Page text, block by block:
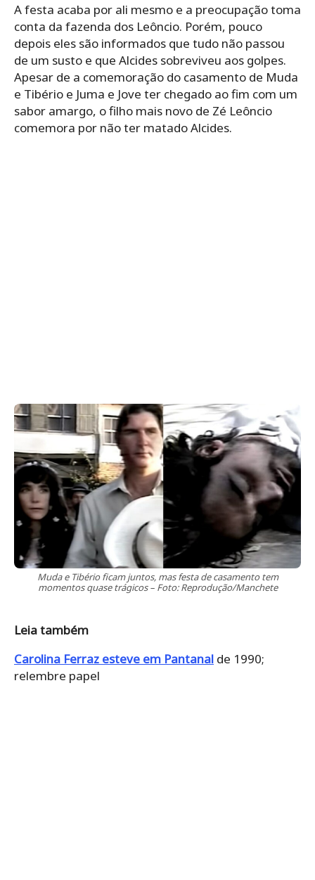
A festa acaba por ali mesmo e a preocupação toma
conta da fazenda dos Leôncio. Porém, pouco
depois eles são informados que tudo não passou
de um susto e que Alcides sobreviveu aos golpes.
Apesar de a comemoração do casamento de Muda
e Tibério e Juma e Jove ter chegado ao fim com um
sabor amargo, o filho mais novo de Zé Leôncio
comemora por não ter matado Alcides.
Muda e Tibério ficam juntos, mas festa de casamento tem
momentos quase trágicos – Foto: Reprodução/Manchete
Leia também
Carolina Ferraz esteve em Pantanal de 1990;
relembre papel